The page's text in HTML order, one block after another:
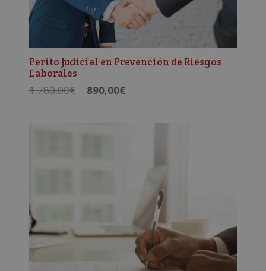
Perito Judicial en Prevención de Riesgos
Laborales
1.780,00€
El
890,00€El